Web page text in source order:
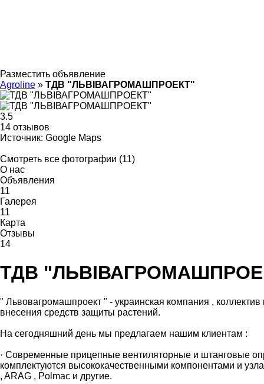
Разместить объявление
Agroline » ТДВ "ЛЬВІВАГРОМАШПРОЕКТ"
3.5
14 отзывов
Источник: Google Maps
Смотреть все фотографии (11)
О нас
Объявления
11
Галерея
11
Карта
Отзывы
14
ТДВ
" Львовагромашпроект " - украинская компания ,
внесения средств защиты растений.
На сегодняшний день мы предлагаем нашим клиентам :
· Современные прицепные вентиляторные и штанговые
комплектуются высококачественными компонентами и
, ARAG , Polmac и другие.